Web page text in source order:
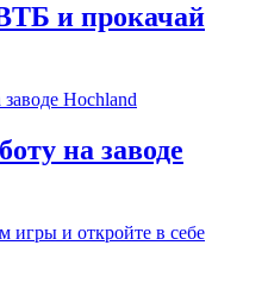
и прокачай
на заводе